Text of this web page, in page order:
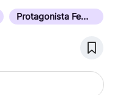
Protagonista Feminina